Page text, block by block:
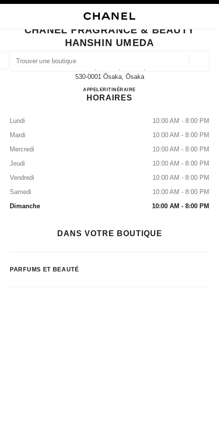
TROUVER UNE BOUTIQUE
Les suggestions sont affichées sous cette barre de recherche
0 Suggestions disponibles
FERMER LA FICHE BOUTIQUE CHANEL FRAGRANCE & BEAUTY HANSHIN
CHANEL FRAGRANCE & BEAUTY
HANSHIN UMEDA
530-0001 Ōsaka, Ōsaka
APPELER080-9584-9130
ITINÉRAIRECHANEL FRAGRANCE &
HORAIRES
Lundi
10:00 AM - 8:00 PM
Mardi
10:00 AM - 8:00 PM
Mercredi
10:00 AM - 8:00 PM
Jeudi
10:00 AM - 8:00 PM
Vendredi
10:00 AM - 8:00 PM
Samedi
10:00 AM - 8:00 PM
Dimanche
10:00 AM - 8:00 PM
DANS VOTRE BOUTIQUE
PARFUMS ET BEAUTÉ
LUNETTES HORLOGERIE ET JOAILLERIE